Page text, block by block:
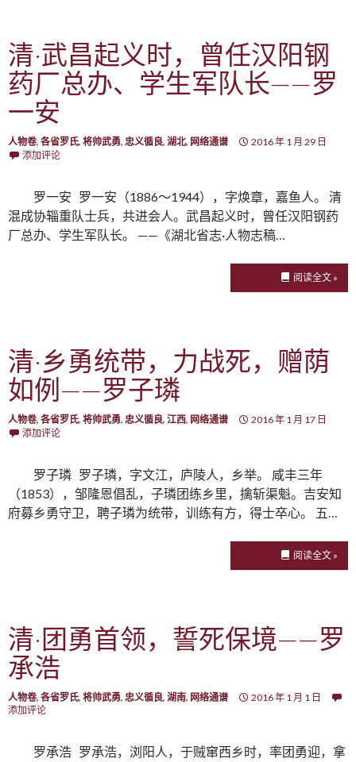
清·武昌起义时，曾任汉阳钢
药厂总办、学生军队长——罗
一安
人物卷, 各省罗氏, 将帅武勇, 忠义循良, 湖北, 网络通谱
2016 年 1 月 29 日
添加评论
罗一安 罗一安（1886～1944），字焕章，嘉鱼人。 清
混成协辎重队士兵，共进会人。武昌起义时，曾任汉阳钢药
厂总办、学生军队长。 ——《湖北省志·人物志稿…
阅读全文 »
清·乡勇统带，力战死，赠荫
如例——罗子璘
人物卷, 各省罗氏, 将帅武勇, 忠义循良, 江西, 网络通谱
2016 年 1 月 17 日
添加评论
罗子璘 罗子璘，字文江，庐陵人，乡举。 咸丰三年
（1853），邹隆恩倡乱，子璘团练乡里，擒斩渠魁。吉安知
府募乡勇守卫，聘子璘为统带，训练有方，得士卒心。 五…
阅读全文 »
清·团勇首领，誓死保境——罗
承浩
人物卷, 各省罗氏, 将帅武勇, 忠义循良, 湖南, 网络通谱
2016 年 1 月 1 日
添加评论
罗承浩 罗承浩，浏阳人，于贼窜西乡时，率团勇迎，拿